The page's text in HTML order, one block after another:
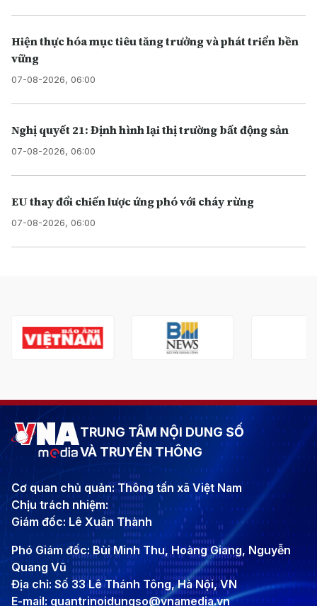
Hiện thực hóa mục tiêu tăng trưởng và phát triển bền
vững
07-08-2026, 06:00
Nghị quyết 21: Định hình lại thị trường bất động sản
07-08-2026, 06:00
EU thay đổi chiến lược ứng phó với cháy rừng
07-08-2026, 06:00
TRUNG TÂM NỘI DUNG SỐ
VÀ TRUYỀN THÔNG
Cơ quan chủ quản: Thông tấn xã Việt Nam
Chịu trách nhiệm:
Giám đốc: Lê Xuân Thành
Phó Giám đốc: Bùi Minh Thu, Hoàng Giang, Nguyễn
Quang Vũ
Địa chỉ: Số 33 Lê Thánh Tông, Hà Nội, VN
E-mail: quantrinoidungso@vnamedia.vn